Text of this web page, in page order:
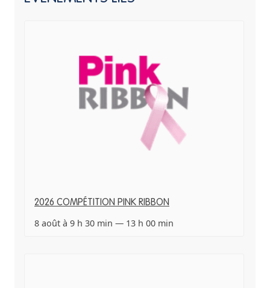
2026 COMPÉTITION PINK RIBBON
8 août à 9 h 30 min — 13 h 00 min